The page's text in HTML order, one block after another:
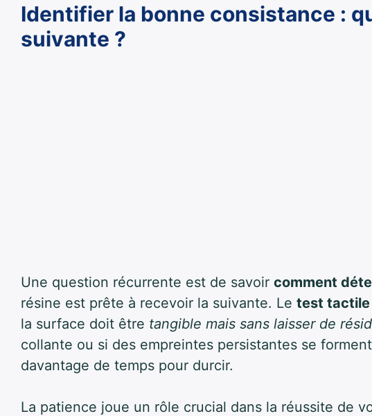
Identifier la bonne consistance :
suivante ?
Une question récurrente est de savoir comment
résine est prête à recevoir la suivante. Le test tactile
la surface doit être tangible mais sans laisser de
collante ou si des empreintes persistantes se
davantage de temps pour durcir.
La patience joue un rôle crucial dans la réussite de